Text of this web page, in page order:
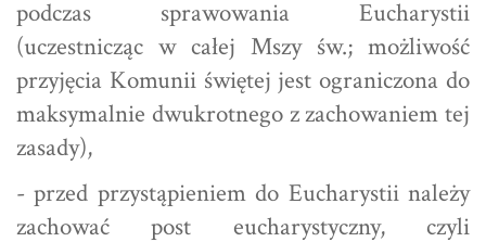
podczas sprawowania Eucharystii
(uczestnicząc w całej Mszy św.; możliwość
przyjęcia Komunii świętej jest ograniczona do
maksymalnie dwukrotnego z zachowaniem tej
zasady),
- przed przystąpieniem do Eucharystii należy
zachować post eucharystyczny, czyli